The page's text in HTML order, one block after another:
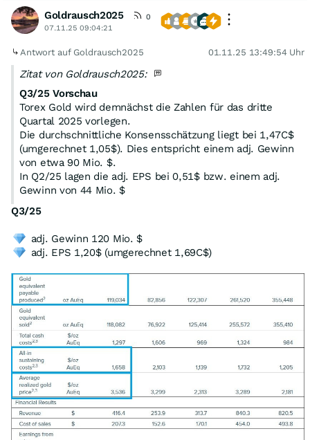
Goldrausch2025
0
07.11.25 09:04:21
Antwort auf Goldrausch2025 01.11.25 13:49:54 Uhr
Zitat von Goldrausch2025:
Q3/25 Vorschau
Torex Gold wird demnächst die Zahlen für das dritte
Quartal 2025 vorlegen.
Die durchschnittliche Konsensschätzung liegt bei 1,47C$
(umgerechnet 1,05$). Dies entspricht einem adj. Gewinn
von etwa 90 Mio. $.
In Q2/25 lagen die adj. EPS bei 0,51$ bzw. einem adj.
Gewinn von 44 Mio. $
Q3/25
adj. Gewinn 120 Mio. $
adj. EPS 1,20$ (umgerechnet 1,69C$)